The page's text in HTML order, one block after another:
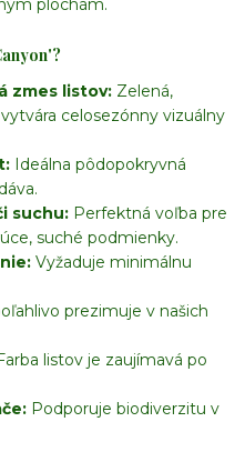
plochám.
zmes listov: Zelená,
celosezónny vizuálny
Ideálna pôdopokryvná
suchu: Perfektná voľba pre
suché podmienky.
Vyžaduje minimálnu
prezimuje v našich
Farba listov je zaujímavá po
Podporuje biodiverzitu v